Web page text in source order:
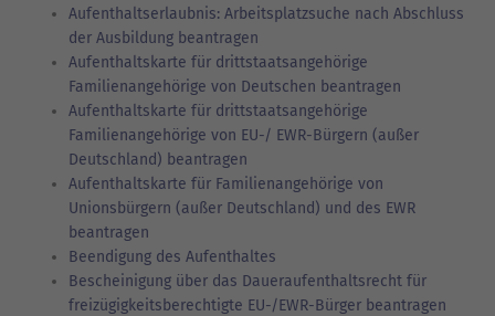
Aufenthaltserlaubnis: Arbeitsplatzsuche nach Abschluss
der Ausbildung beantragen
Aufenthaltskarte für drittstaatsangehörige
Familienangehörige von Deutschen beantragen
Aufenthaltskarte für drittstaatsangehörige
Familienangehörige von EU-/ EWR-Bürgern (außer
Deutschland) beantragen
Aufenthaltskarte für Familienangehörige von
Unionsbürgern (außer Deutschland) und des EWR
beantragen
Beendigung des Aufenthaltes
Bescheinigung über das Daueraufenthaltsrecht für
freizügigkeitsberechtigte EU-/EWR-Bürger beantragen